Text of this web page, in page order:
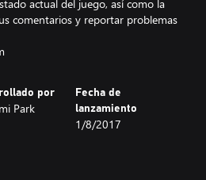
actual del juego, así como la
comentarios y reportar problemas
por
Park
Fecha de
lanzamiento
1/8/2017